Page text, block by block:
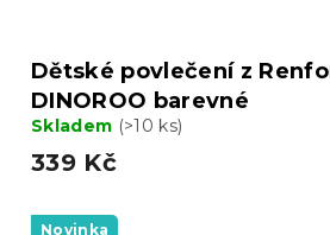
Dětské povlečení z
DINOROO barevné
Skladem (>10 ks)
339 Kč
Novinka